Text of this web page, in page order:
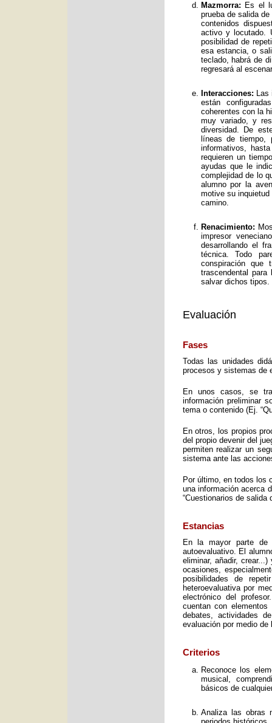
Mazmorra: Es el
prueba de salida
contenidos
activo y locutado.
posibilidad de
esa estancia, o
teclado, habrá de
regresará al
Interacciones: Las
están
coherentes con la
muy variado, y
diversidad. De
líneas de tiempo,
informativos,
requieren un
ayudas que le
complejidad de lo
alumno por la
motive su
camino.
Renacimiento:
impresor
desarrollando el
técnica. Todo
conspiración
trascendental
salvar dichos tipos.
Evaluación
Fases
Todas las unidades
procesos y sistemas de
En unos casos, se
información preliminar
tema o contenido (Ej.
En otros, los propios
del propio devenir del
permiten realizar un
sistema ante las
Por último, en todos los
una información acerca
“Cuestionarios de salida
Estancias
En la mayor parte de
autoevaluativo. El
eliminar, añadir,
ocasiones,
posibilidades de
heteroevaluativa por
electrónico del
cuentan con
debates, actividades
evaluación por medio
Criterios
Reconoce los
musical,
básicos de
Analiza las obras